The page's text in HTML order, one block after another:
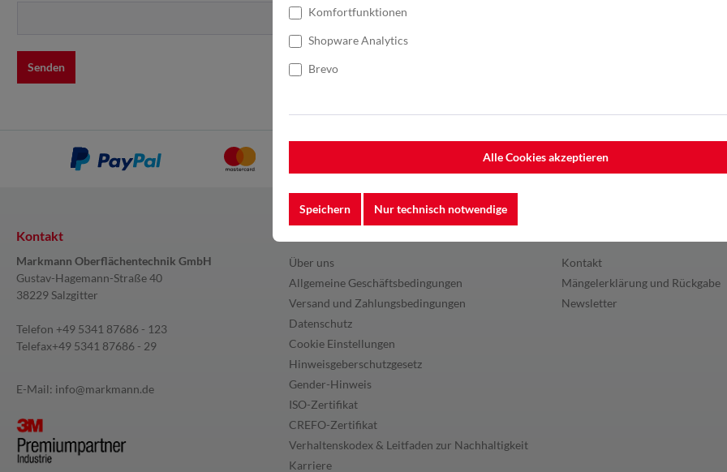
Senden
Kontakt
Markmann Oberflächentechnik GmbH
Gustav-Hagemann-Straße 40
38229 Salzgitter
Telefon +49 5341 87686 - 123
Telefax+49 5341 87686 - 29
E-Mail: info@markmann.de
Über uns
Allgemeine Geschäftsbedingungen
Versand und Zahlungsbedingungen
Datenschutz
Cookie Einstellungen
Hinweisgeberschutzgesetz
Gender-Hinweis
ISO-Zertifikat
CREFO-Zertifikat
Verhaltenskodex & Leitfaden zur Nachhaltigkeit
Karriere
Kontakt
Mängelerklärung und Rückgabe
Newsletter
Komfortfunktionen
Shopware Analytics
Brevo
Alle Cookies akzeptieren
Speichern Nur technisch notwendige